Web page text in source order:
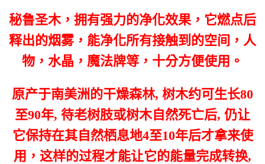
秘鲁圣木，拥有强力的净化效果，它燃点后
释出的烟雾，能净化所有接触到的空间，人
物，水晶，魔法牌等，十分方便使用。
原产于南美洲的干燥森林, 树木约可生长80
至90年, 待老树肢或树木自然死亡后, 仍让
它保持在其自然栖息地4至10年后才拿来使
用，这样的过程才能让它的能量完成转换,